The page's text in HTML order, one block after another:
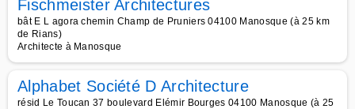
Fischmeister Architectures
bât E L agora chemin Champ de Pruniers 04100 Manosque (à 25 km
de Rians)
Architecte à Manosque
Alphabet Société D Architecture
résid Le Toucan 37 boulevard Elémir Bourges 04100 Manosque (à 25